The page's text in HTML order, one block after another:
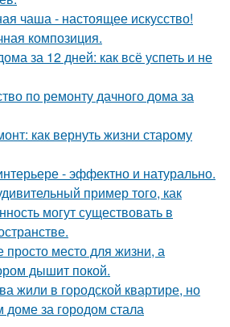
чаша - настоящее искусство!
композиция.
за 12 дней: как всё успеть и не
по ремонту дачного дома за
как вернуть жизни старому
- эффектно и натурально.
пример того, как
могут существовать в
просто место для жизни, а
дышит покой.
жили в городской квартире, но
доме за городом стала